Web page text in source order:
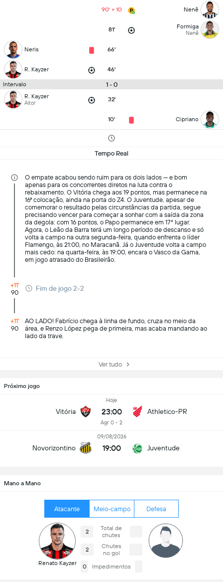
90' + 10 Nenê
81' Formiga
Nenê
Neris 66'
R. Kayzer 46'
Intervalo 1 - 0
R. Kayzer
Aitor 32'
10' Cipriano
Tempo Real
O empate acabou sendo ruim para os dois lados — e bom
apenas para os concorrentes diretos na luta contra o
rebaixamento. O Vitória chega aos 19 pontos, mas permanece na
16ª colocação, ainda na porta do Z4. O Juventude, apesar de
comemorar o resultado pelas circunstâncias da partida, segue
precisando vencer para começar a sonhar com a saída da zona
da degola: com 16 pontos, o Papo permanece em 17º lugar.
Agora, o Leão da Barra terá um longo período de descanso e só
volta a campo na outra segunda-feira, quando enfrenta o líder
Flamengo, às 21:00, no Maracanã. Já o Juventude volta a campo
mais cedo: na quarta-feira, às 19:00, encara o Vasco da Gama,
em jogo atrasado do Brasileirão.
+11'
90
Fim de jogo 2-2
+11'
90
AO LADO! Fabrício chega à linha de fundo, cruza no meio da
área, e Renzo López pega de primeira, mas acaba mandando ao
lado da trave.
Ver tudo
Próximo jogo
Vitória
Hoje
23:00
Agr 0 - 2
Athletico-PR
Novorizontino
09/08/2026
19:00 Juventude
Mano a Mano
Atacante Meio-campo Defesa
Renato Kayzer
2
Total de
chutes
2
Chutes
no gol
0
Impedimentos